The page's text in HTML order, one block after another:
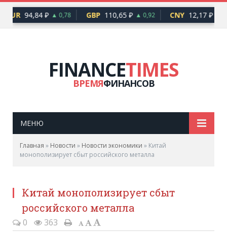
EUR 94,84 ₽ ▲ 0,78 GBP 110,65 ₽ ▲ 0,92 CNY 12,17 ₽
FINANCETIMES
ВРЕМЯФИНАНСОВ
МЕНЮ
Главная » Новости » Новости экономики » Китай
монополизирует сбыт российского металла
Китай монополизирует сбыт
российского металла
0 363